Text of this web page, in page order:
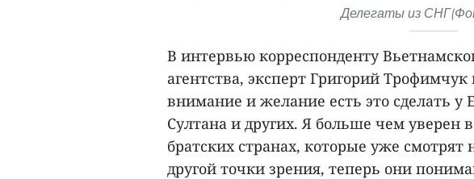
Делегаты из
В интервью корреспонденту
агентства, эксперт Григорий
внимание и желание есть это сделать у
Султана и других. Я больше чем уверен
братских странах, которые уже
другой точки зрения, теперь они